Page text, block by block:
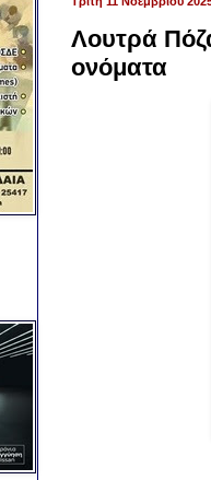
Λουτρά
ονόματα